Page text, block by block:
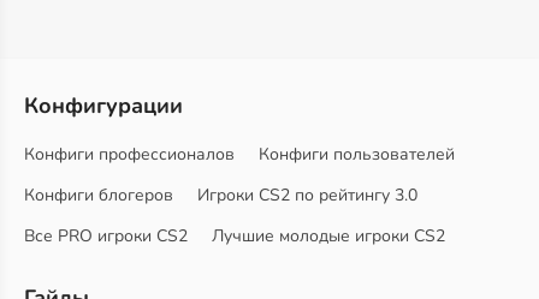
Конфигурации
Конфиги профессионалов
Конфиги пользователей
Конфиги блогеров
Игроки CS2 по рейтингу 3.0
Все PRO игроки CS2
Лучшие молодые игроки CS2